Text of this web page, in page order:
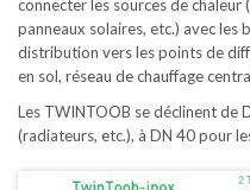
connecter les sources de chaleur
panneaux solaires, etc.) avec les
distribution vers les points de
en sol, réseau de chauffage
Les TWINTOOB se déclinent de
(radiateurs, etc.), à DN 40 pour